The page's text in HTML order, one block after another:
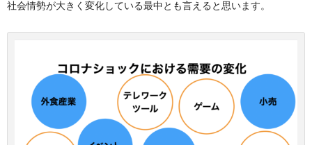
社会情勢が大きく変化している最中とも言えると思います。